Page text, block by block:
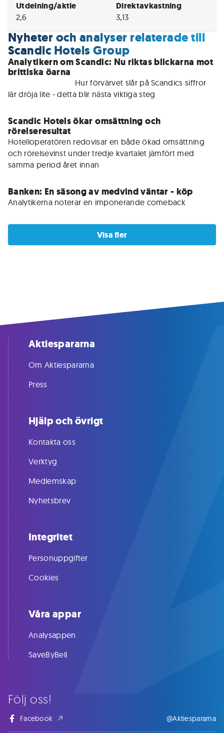
Utdelning/aktie
2,6
Direktavkastning
3,13
Nyheter och analyser relaterade till
Scandic Hotels Group
Analytikern om Scandic: Nu riktas blickarna mot
brittiska öarna
Hur förvärvet slår på Scandics siffror
lär dröja lite - detta blir nästa viktiga steg
Scandic Hotels ökar omsättning och
rörelseresultat
Hotelloperatören redovisar en både ökad omsättning
och rörelsevinst under tredje kvartalet jämfört med
samma period året innan
Banken: En säsong av medvind väntar - köp
Analytikerna noterar en imponerande comeback
Visa fler
Följ oss!
Facebook @Aktiespararna
Aktiespararna
Om Aktiespararna
Press
Hjälp och övrigt
Kontakta oss
Verktyg
Medlemskap
Nyhetsbrev
Integritet
Personuppgifter
Cookies
Våra appar
Analysappen
SaveByBell